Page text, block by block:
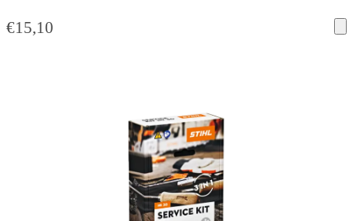
€15,10